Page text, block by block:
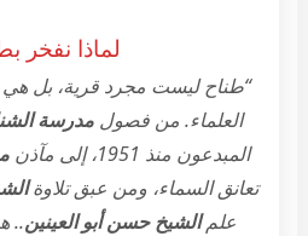
لماذا نفخر
“طناح ليست مجرد قرية، بل هي
العلماء. من فصول مدرسة
المبدعون منذ 1951، إلى مآذن
تعانق السماء، ومن عبق تلاوة
علمالشيخ حسن أبو العينين..